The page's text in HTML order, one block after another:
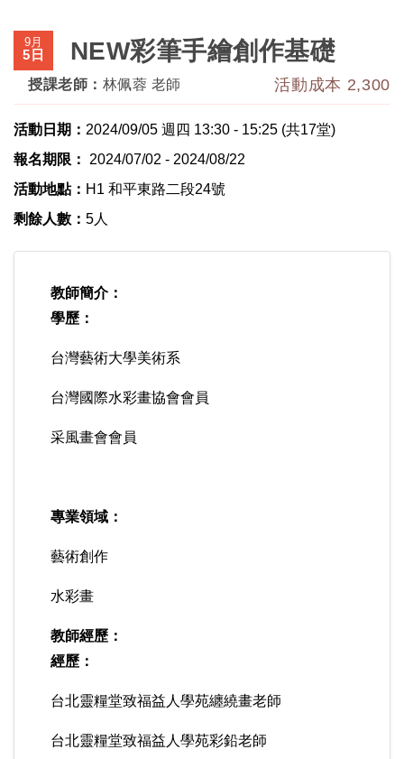
9月
5日 NEW彩筆手繪創作基礎
授課老師： 林佩蓉 老師 活動成本 2,300
活動日期： 2024/09/05 週四 13:30 - 15:25 (共17堂)
報名期限：
2024/07/02 - 2024/08/22
活動地點： H1 和平東路二段24號
剩餘人數： 5人
教師簡介：
學歷：
台灣藝術大學美術系
台灣國際水彩畫協會會員
采風畫會會員
專業領域：
藝術創作
水彩畫
教師經歷：
經歷：
台北靈糧堂致福益人學苑纏繞畫老師
台北靈糧堂致福益人學苑彩鉛老師